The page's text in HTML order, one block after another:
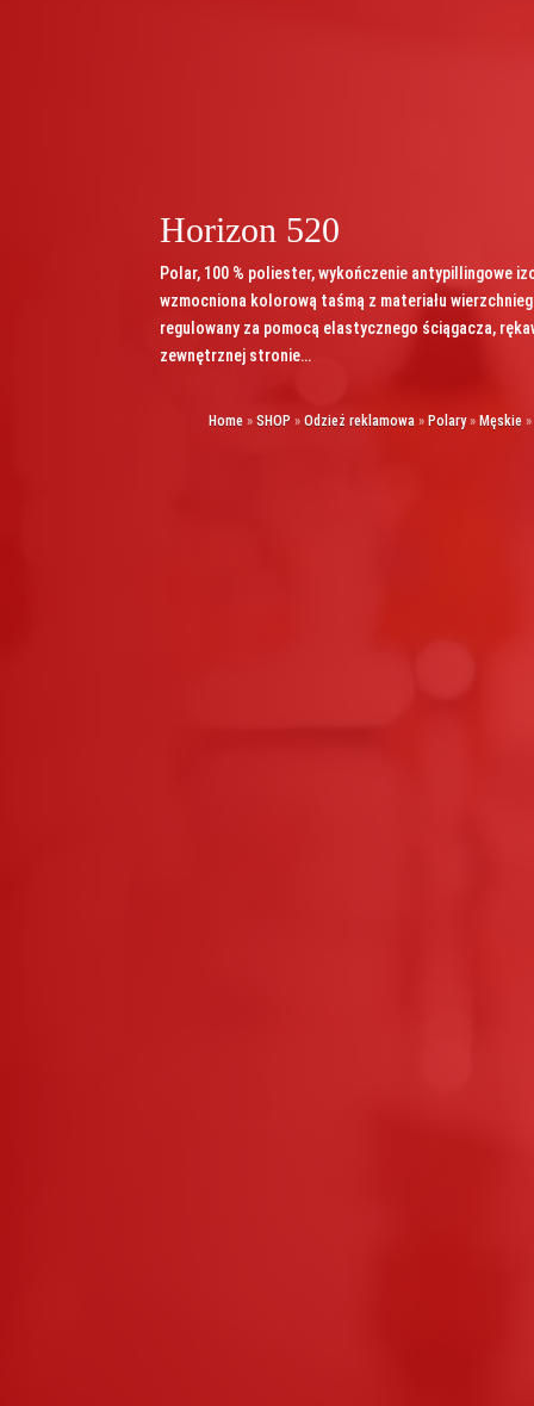
Horizon 520
Polar, 100 % poliester, wykończenie antypillingowe
wzmocniona kolorową taśmą z materiału
regulowany za pomocą elastycznego ściągacza,
zewnętrznej stronie…
Home » SHOP » Odzież reklamowa » Polary » Męskie »